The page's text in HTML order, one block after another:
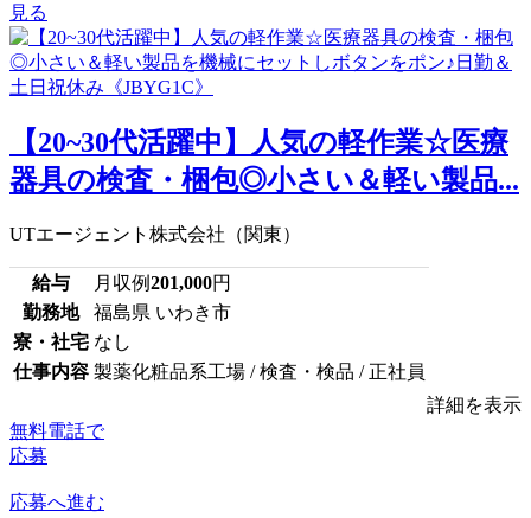
見る
【20~30代活躍中】人気の軽作業☆医療
器具の検査・梱包◎小さい＆軽い製品...
UTエージェント株式会社（関東）
給与 月収例201,000円
勤務地
福島県 いわき市
寮・社宅 なし
仕事内容 製薬化粧品系工場 / 検査・検品 / 正社員
詳細を表示
無料電話で
応募
応募へ進む